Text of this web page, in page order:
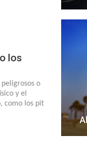
los
o
y el
como los pit